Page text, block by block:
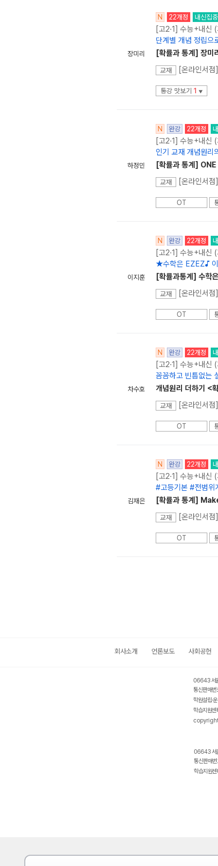
장미리
N 22개정 내신집중
[고2·1] 수능+내신
단계별 개념 정립으
[확률과 통계] 장미
교재 [온라인서
통강 맛보기 1 ▼
하정민
N 완강 22개정
[고2·1] 수능+내신
인기 교재 개념원리
[확률과 통계]
교재 [온라인서
OT
이지훈
N 완강 22개정
[고2·1] 수능+내신
★수학은 EZEZ♪
[확률과통계] 수학
교재 [온라인서
OT
차수호
N 완강 22개정
[고2·1] 수능+내신
꼼꼼하고 빈틈없는
개념원리 더하기 <
교재 [온라인서
OT
김재은
N 완강 22개정
[고2·1] 수능+내신
#고등기본 #전범위
[확률과 통계]
교재 [온라인서
OT
회사소개 언론보도 사회공헌
06643 서
통신판매
학원설립·
학습지원
06643 서
통신판매
학습지원